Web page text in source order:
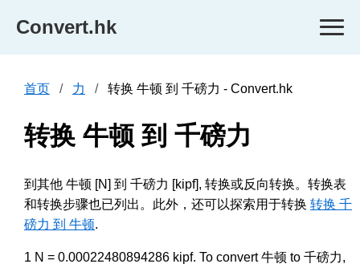
Convert.hk
首页 力 转换 牛顿 到 千磅力 - Convert.hk
转换 牛顿 到 千磅力
到其他 牛顿 [N] 到 千磅力 [kipf], 转换或反向转换。转换表
和转换步骤也已列出。此外，还可以探索用于转换 转换 千
磅力 到 牛顿.
1 N = 0.00022480894286 kipf. To convert 牛顿 to 千磅力,